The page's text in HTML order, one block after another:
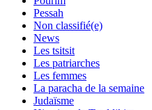
Pessah
Non classifié(e)
News
Les tsitsit
Les patriarches
Les femmes
La paracha de la semaine
Judaïsme